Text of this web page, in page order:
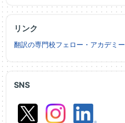
SNS
リンク
翻訳の専門校フェロー・アカデミー